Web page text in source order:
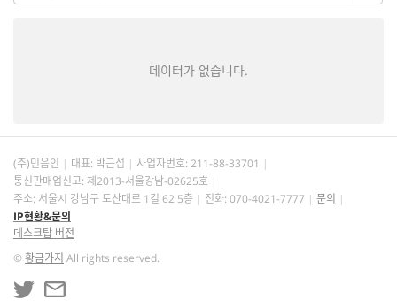
데이터가 없습니다.
(주)민음인 대표: 박근섭 사업자번호: 211-88-33701
통신판매업신고: 제2013-서울강남-02625호
주소: 서울시 강남구 도산대로 1길 62 5층
전화: 070-4021-7777
문의
IP현황&문의
데스크탑 버전
©황금가지 All rights reserved.